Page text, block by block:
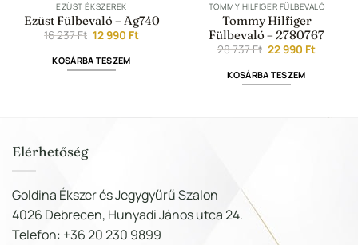
EZÜST ÉKSZEREK
Ezüst Fülbevaló – Ag740
16 237Ft Original
price
was:
16
237 Ft.
12 990 FtCurrent
KOSÁRBA TESZEM
TOMMY HILFIGER FÜLBEVALÓ
Tommy Hilfiger
Fülbevaló – 2780767
28 737Ft Original
price
was:
28
737 Ft.
22 990 FtCurrent
KOSÁRBA TESZEM
Elérhetőség
Goldina Ékszer és Jegygyűrű Szalon
4026 Debrecen, Hunyadi János utca 24.
Telefon: +36 20 230 9899